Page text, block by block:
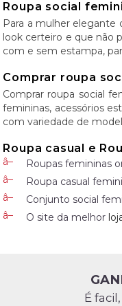
Roupa social
Para a mulher elegante
look certeiro e que não
com e sem estampa,
Comprar roupa
Comprar roupa social
femininas, acessórios
com variedade de
Roupa casual e
Roupas femininas
Roupa casual
Conjunto social
O site da melhor
É